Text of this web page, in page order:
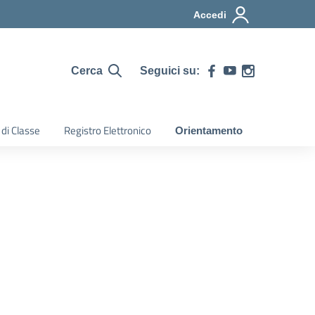
Accedi
Cerca Seguici su:
Classe Registro Elettronico Orientamento